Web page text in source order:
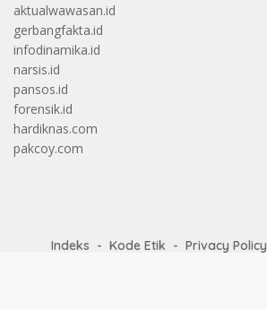
aktualwawasan.id
gerbangfakta.id
infodinamika.id
narsis.id
pansos.id
forensik.id
hardiknas.com
pakcoy.com
Indeks Kode Etik Privacy Policy